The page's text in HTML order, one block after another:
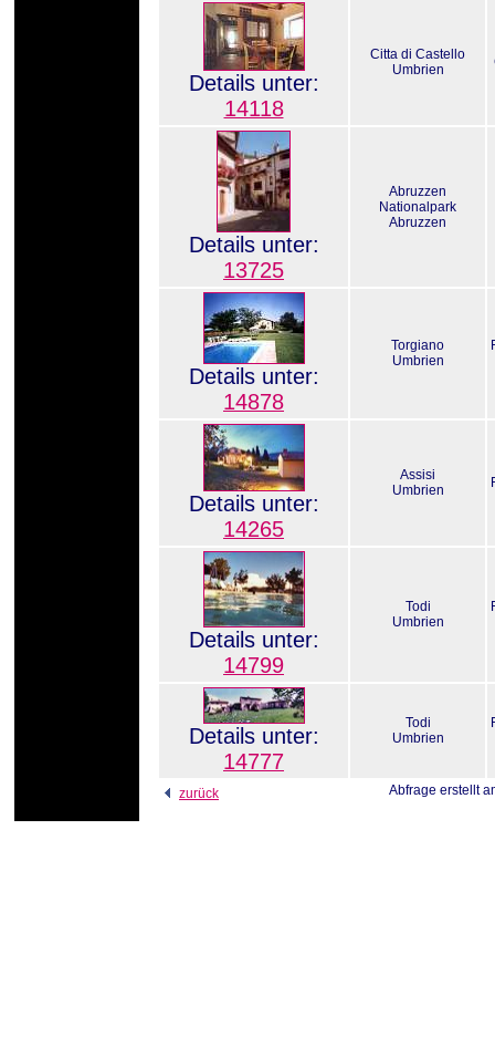
Details unter:
14118
Citta di Castello
Umbrien
Details unter:
13725
Abruzzen
Nationalpark
Abruzzen
Details unter:
14878
Torgiano
Umbrien
Details unter:
14265
Assisi
Umbrien
Details unter:
14799
Todi
Umbrien
Details unter:
14777
Todi
Umbrien
zurück Abfrage erstellt